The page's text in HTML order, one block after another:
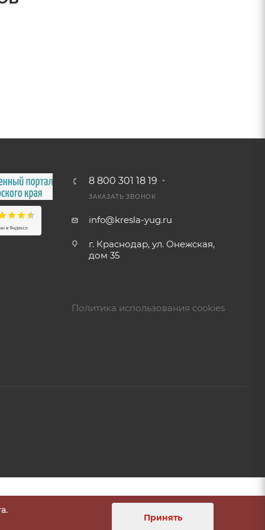
8 800 301 18 19
ЗАКАЗАТЬ ЗВОНОК
info@kresla-yug.ru
г. Краснодар, ул. Онежская,
дом 35
Политика использования cookies
Принять